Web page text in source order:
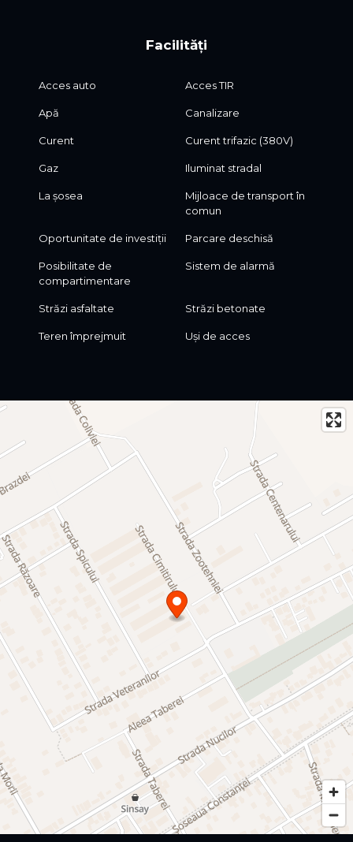
Facilități
Acces auto Acces TIR
Apă Canalizare
Curent Curent trifazic (380V)
Gaz Iluminat stradal
La șosea
Mijloace de transport în
comun
Oportunitate de investiții Parcare deschisă
Posibilitate de
compartimentare
Sistem de alarmă
Străzi asfaltate Străzi betonate
Teren împrejmuit Uși de acces